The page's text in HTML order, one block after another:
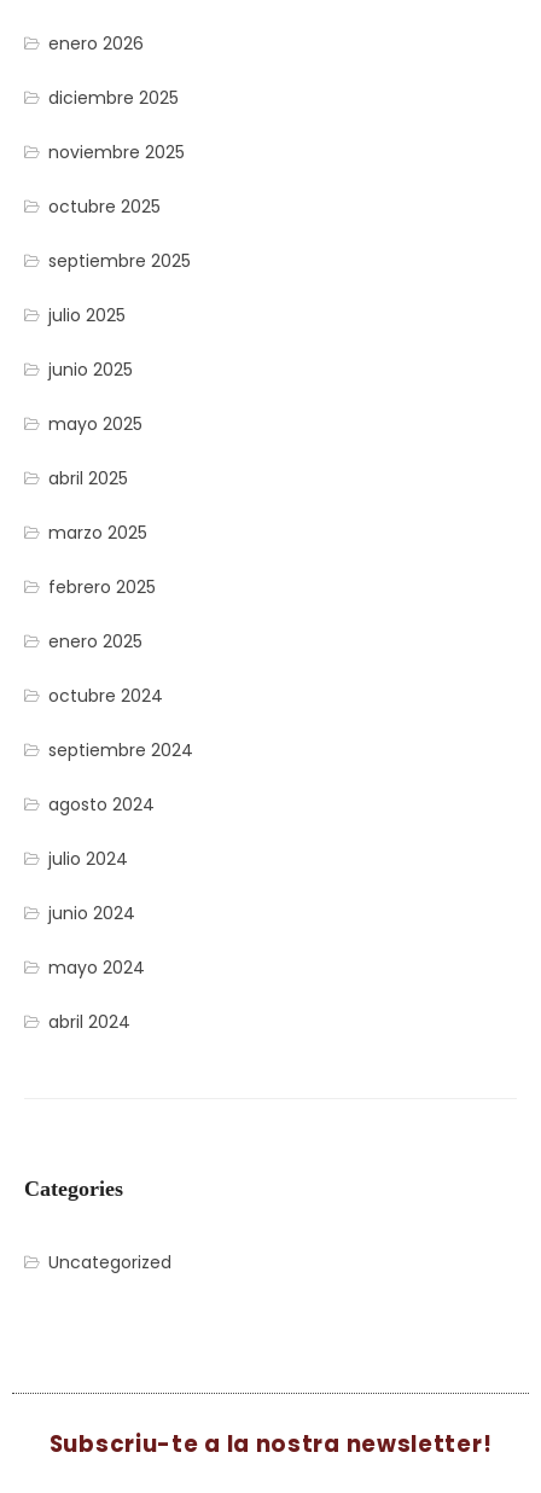
enero 2026
diciembre 2025
noviembre 2025
octubre 2025
septiembre 2025
julio 2025
junio 2025
mayo 2025
abril 2025
marzo 2025
febrero 2025
enero 2025
octubre 2024
septiembre 2024
agosto 2024
julio 2024
junio 2024
mayo 2024
abril 2024
Categories
Uncategorized
Subscriu-te a la nostra newsletter!